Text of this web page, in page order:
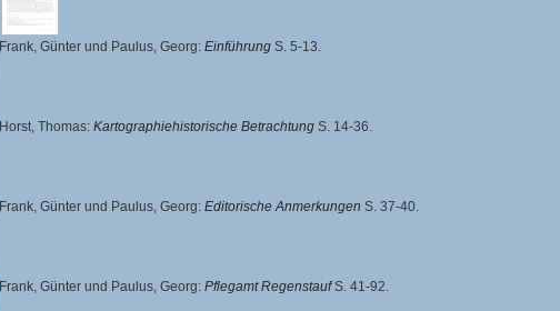
Frank, Günter und Paulus, Georg: Einführung S. 5-13.
Horst, Thomas: Kartographiehistorische Betrachtung S. 14-36.
Frank, Günter und Paulus, Georg: Editorische Anmerkungen S. 37-40.
Frank, Günter und Paulus, Georg: Pflegamt RegenstaufS. 41-92.